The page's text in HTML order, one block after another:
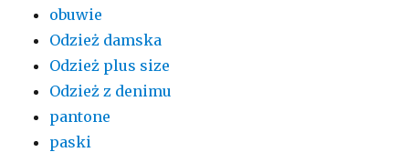
obuwie
Odzież damska
Odzież plus size
Odzież z denimu
pantone
paski